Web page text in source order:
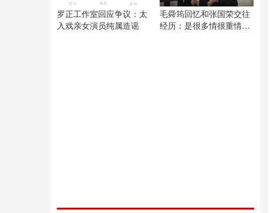
罗正工作室回应争议：太
入戏亲女演员纯属造谣
毛舜筠回忆和张国荣交往
经历：是很多情很重情的